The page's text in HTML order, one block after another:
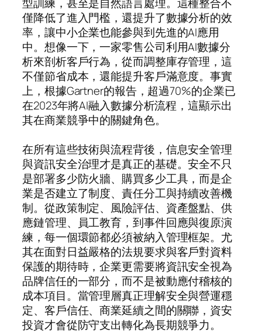
僅降低了進入門檻，還提升了數據分析的效
率，讓中小企業也能參與到先進的AI應用
中。想像一下，一家零售公司利用AI數據分
析來剖析客戶行為，從而調整庫存管理，這
不僅節省成本，還能提升客戶滿意度。事實
上，根據Gartner的報告，超過70%的企業已
在2023年將AI融入數據分析流程，這顯示出
其在商業競爭中的關鍵角色。
在所有這些技術與流程背後，信息安全管理
與資訊安全治理才是真正的基礎。安全不只
是部署多少防火牆、購買多少工具，而是企
業是否建立了制度、責任分工與持續改善機
制。從政策制定、風險評估、資產盤點、供
應鏈管理、員工教育，到事件回應與復原演
練，每一個環節都必須被納入管理框架。尤
其在面對日益嚴格的法規要求與客戶對資料
保護的期待時，企業更需要將資訊安全視為
品牌信任的一部分，而不是被動應付稽核的
成本項目。當管理層真正理解安全與營運穩
定、客戶信任、商業延續之間的關聯，資安
投資才會從防守支出轉化為長期競爭力。